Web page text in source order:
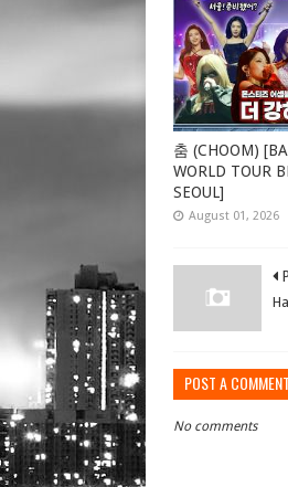
춤 (CHOOM)
WORLD TOUR
SEOUL]
August 01, 2026
POST A COMMENT
No comments